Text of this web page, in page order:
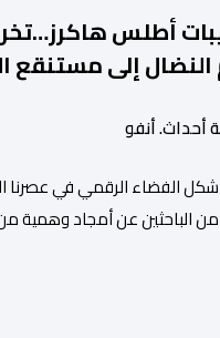
أطلس
إلى مستنقع
أحداث. أنفو
الفضاء الرقمي في عصرنا
الباحثين عن أمجاد وهمية من